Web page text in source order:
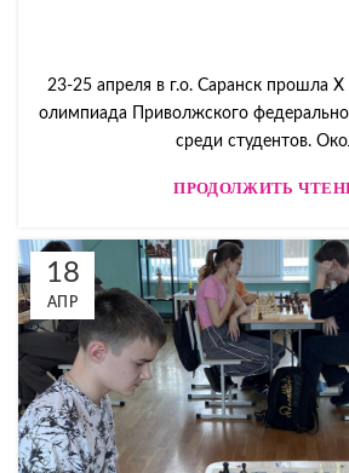
23-25 апреля в г.о. Саранск прошла X
олимпиада Приволжского
среди студентов.
ПРОДОЛЖИТЬ
18
АПР